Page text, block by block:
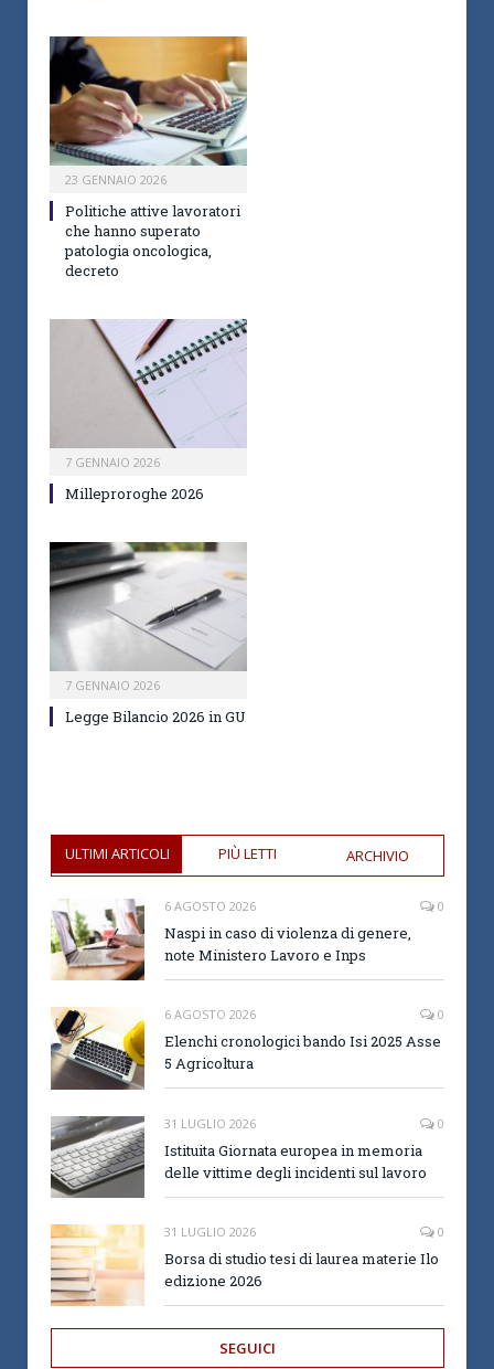
23 GENNAIO 2026
Politiche attive lavoratori
che hanno superato
patologia oncologica,
decreto
7 GENNAIO 2026
Milleproroghe 2026
7 GENNAIO 2026
Legge Bilancio 2026 in GU
ULTIMI ARTICOLI PIÙ LETTI ARCHIVIO
6 AGOSTO 2026 0
Naspi in caso di violenza di genere,
note Ministero Lavoro e Inps
6 AGOSTO 2026 0
Elenchi cronologici bando Isi 2025 Asse
5 Agricoltura
31 LUGLIO 2026 0
Istituita Giornata europea in memoria
delle vittime degli incidenti sul lavoro
31 LUGLIO 2026 0
Borsa di studio tesi di laurea materie Ilo
edizione 2026
SEGUICI